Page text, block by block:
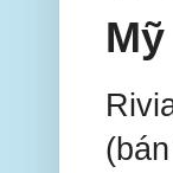
Mỹ